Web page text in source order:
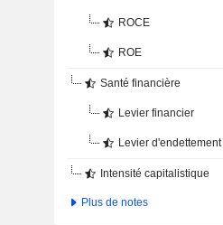
ROCE
ROE
Santé financière
Levier financier
Levier d'endettement
Intensité capitalistique
Plus de notes